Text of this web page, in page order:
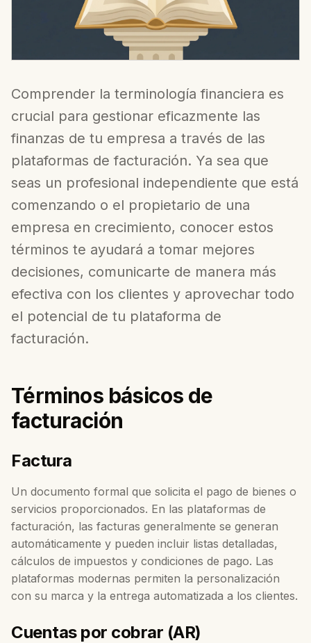
Comprender la terminología financiera es
crucial para gestionar eficazmente las
finanzas de tu empresa a través de las
plataformas de facturación. Ya sea que
seas un profesional independiente que está
comenzando o el propietario de una
empresa en crecimiento, conocer estos
términos te ayudará a tomar mejores
decisiones, comunicarte de manera más
efectiva con los clientes y aprovechar todo
el potencial de tu plataforma de
facturación.
Términos básicos de
facturación
Factura
Un documento formal que solicita el pago de bienes o
servicios proporcionados. En las plataformas de
facturación, las facturas generalmente se generan
automáticamente y pueden incluir listas detalladas,
cálculos de impuestos y condiciones de pago. Las
plataformas modernas permiten la personalización
con su marca y la entrega automatizada a los clientes.
Cuentas por cobrar (AR)